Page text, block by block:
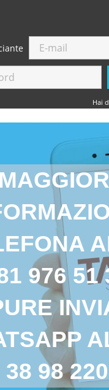
Hai
976 51
38 98 220